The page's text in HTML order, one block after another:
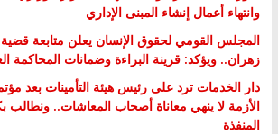
وانتهاء أعمال إنشاء المبنى الإداري
المجلس القومي لحقوق الإنسان يعلن متابعة
زهران.. ويؤكد: قرينة البراءة وضمانات المحاكمة
دار الخدمات ترد على رئيس هيئة التأمينات بعد
الأزمة لا ينهي معاناة أصحاب المعاشات..
المنفذة